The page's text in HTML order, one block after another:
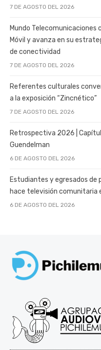
7 DE AGOSTO DEL 2026
Mundo Telecomunicaciones
Móvil y avanza en su
de conectividad
7 DE AGOSTO DEL 2026
Referentes culturales
a la exposición “Zincnético”
7 DE AGOSTO DEL 2026
Retrospectiva 2026 |
Guendelman
6 DE AGOSTO DEL 2026
Estudiantes y egresados de
hace televisión comunitaria
6 DE AGOSTO DEL 2026